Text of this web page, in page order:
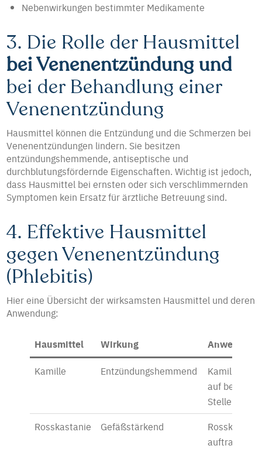
Nebenwirkungen bestimmter Medikamente
3. Die Rolle der Hausmittel
bei Venenentzündung und
bei der Behandlung einer
Venenentzündung
Hausmittel können die Entzündung und die Schmerzen bei
Venenentzündungen lindern. Sie besitzen
entzündungshemmende, antiseptische und
durchblutungsfördernde Eigenschaften. Wichtig ist jedoch,
dass Hausmittel bei ernsten oder sich verschlimmernden
Symptomen kein Ersatz für ärztliche Betreuung sind.
4. Effektive Hausmittel
gegen Venenentzündung
(Phlebitis)
Hier eine Übersicht der wirksamsten Hausmittel und deren
Anwendung:
Hausmittel Wirkung Anwendung
Kamille Entzündungshemmend
auf
Stelle legen
Rosskastanie
Gefäßstärkend
auftragen